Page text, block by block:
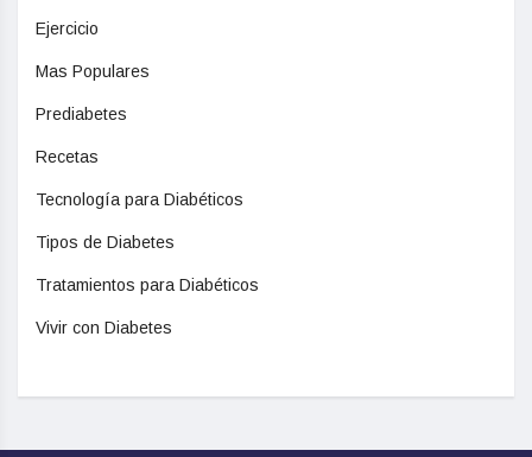
Ejercicio
Mas Populares
Prediabetes
Recetas
Tecnología para Diabéticos
Tipos de Diabetes
Tratamientos para Diabéticos
Vivir con Diabetes